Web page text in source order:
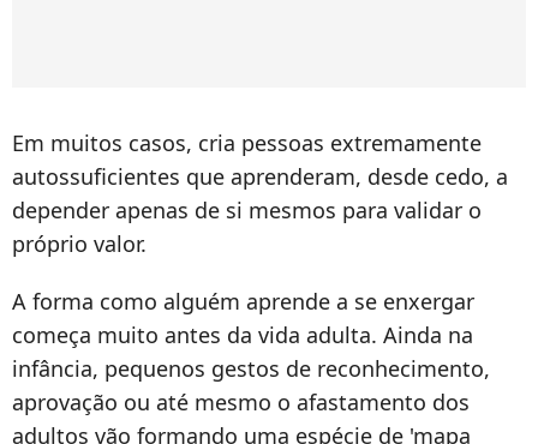
Em muitos casos, cria pessoas extremamente
autossuficientes que aprenderam, desde cedo, a
depender apenas de si mesmos para validar o
próprio valor.
A forma como alguém aprende a se enxergar
começa muito antes da vida adulta. Ainda na
infância, pequenos gestos de reconhecimento,
aprovação ou até mesmo o afastamento dos
adultos vão formando uma espécie de 'mapa